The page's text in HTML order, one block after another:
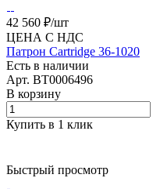
42 560 ₽/шт
ЦЕНА С НДС
Патрон Cartridge 36-1020
Есть в наличии
Арт. BT0006496
В корзину
Купить в 1 клик
Быстрый просмотр